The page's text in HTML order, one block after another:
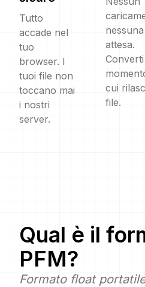
Tutto
accade nel
tuo
browser. I
tuoi file non
toccano mai
i nostri
server.
nessuna
attesa.
cui
file.
Qual è il
PFM?
Formato float